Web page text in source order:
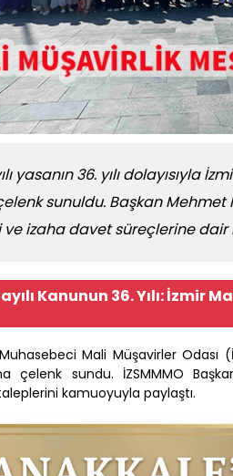
yasanın 36. yılı dolayısıyla
çelenk sunuldu. Başkan
izaha davet süreçlerine dair
Kanunun 36. Yılı: İzmir
Mali Müşavirler Odası
çelenk sundu. İZSMMMO
kamuoyuyla paylaştı.